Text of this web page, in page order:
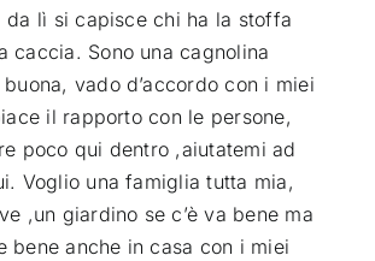
da lì si capisce chi ha la stoffa
caccia. Sono una cagnolina
vado d’accordo con i miei
il rapporto con le persone,
poco qui dentro ,aiutatemi ad
Voglio una famiglia tutta mia,
,un giardino se c’è va bene ma
bene anche in casa con i miei